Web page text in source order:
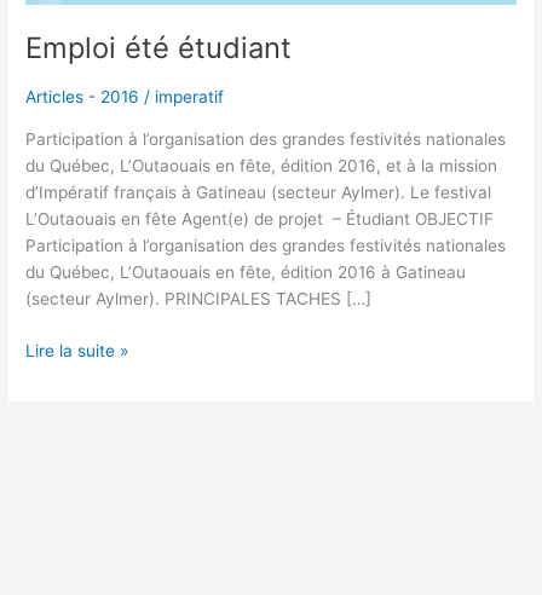
Emploi été étudiant
Articles - 2016 / imperatif
Participation à l’organisation des grandes festivités nationales
du Québec, L’Outaouais en fête, édition 2016, et à la mission
d’Impératif français à Gatineau (secteur Aylmer). Le festival
L’Outaouais en fête Agent(e) de projet – Étudiant OBJECTIF
Participation à l’organisation des grandes festivités nationales
du Québec, L’Outaouais en fête, édition 2016 à Gatineau
(secteur Aylmer). PRINCIPALES TACHES […]
Lire la suite »